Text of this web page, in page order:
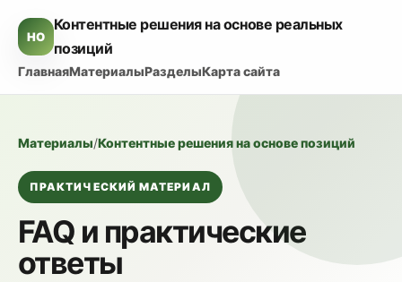
HO
Контентные решения на основе реальных
позиций
ГлавнаяМатериалыРазделыКарта сайта
Материалы/Контентные решения на основе позиций
ПРАКТИЧЕСКИЙ МАТЕРИАЛ
FAQ и практические
ответы